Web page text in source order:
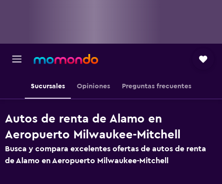
Sucursales Opiniones Preguntas frecuentes
Autos de renta de Alamo en
Aeropuerto Milwaukee-Mitchell
Busca y compara excelentes ofertas de autos de renta
de Alamo en Aeropuerto Milwaukee-Mitchell